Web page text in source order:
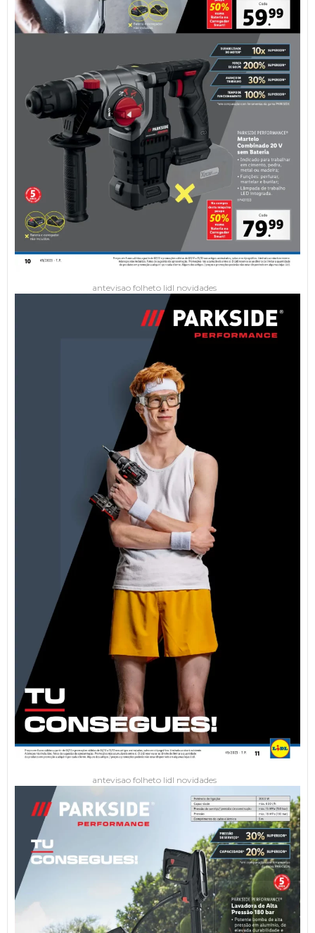
antevisao folheto lidl novidades
antevisao folheto lidl novidades